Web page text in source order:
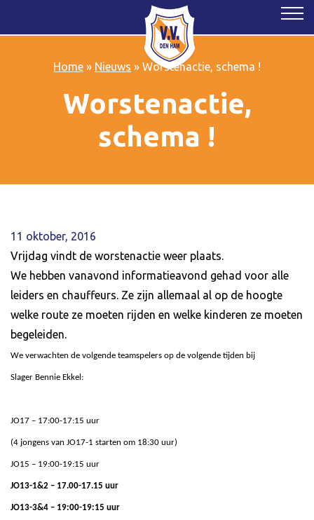
Home» Nieuws » Worstenactie, schema !
Worstenactie,
schema !
11 oktober, 2016
Vrijdag vindt de worstenactie weer plaats.
We hebben vanavond informatieavond gehad voor alle
leiders en chauffeurs. Ze zijn allemaal al op de hoogte
welke route ze moeten rijden en welke kinderen ze moeten
begeleiden.
We verwachten de volgende teamspelers op de volgende tijden bij
Slager Bennie Ekkel:
JO17 – 17:00-17:15 uur
(4 jongens van JO17-1 starten om 18:30 uur)
JO15 – 19:00-19:15 uur
JO13-1&2 – 17.00-17.15 uur
JO13-3&4 – 19:00-19:15 uur